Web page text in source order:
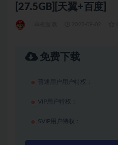
[27.5GB][天翼+百度]
免费下载
普通用户用户特权：
VIP用户特权：
SVIP用户特权：